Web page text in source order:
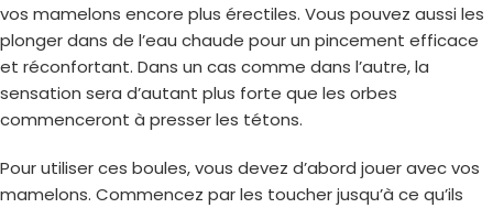
vos mamelons encore plus érectiles. Vous pouvez aussi les
plonger dans de l’eau chaude pour un pincement efficace
et réconfortant. Dans un cas comme dans l’autre, la
sensation sera d’autant plus forte que les orbes
commenceront à presser les tétons.
Pour utiliser ces boules, vous devez d’abord jouer avec vos
mamelons. Commencez par les toucher jusqu’à ce qu’ils